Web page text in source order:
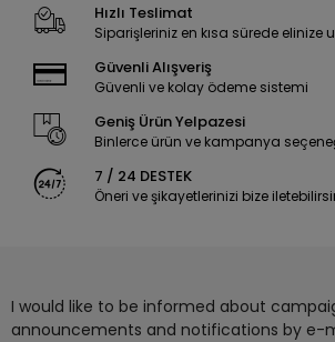
Hızlı Teslimat
Siparişleriniz en kısa sürede elinize
Güvenli Alışveriş
Güvenli ve kolay ödeme sistemi
Geniş Ürün Yelpazesi
Binlerce ürün ve kampanya
7 / 24 DESTEK
Öneri ve şikayetlerinizi bize
I would like to be informed about
announcements and notifications by e-